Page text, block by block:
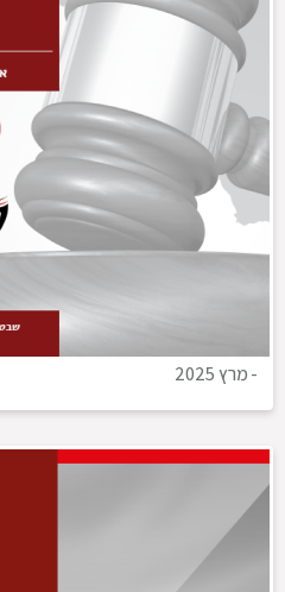
-מרץ 2025